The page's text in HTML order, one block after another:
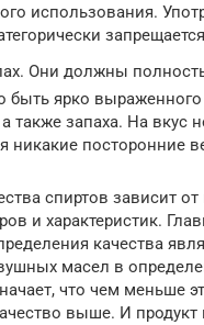
использования.
Они должны
быть ярко
а также запаха. На вкус
никакие посторонние
спиртов зависит
и характеристик.
качества
масел в
что чем меньше
выше. И продукт